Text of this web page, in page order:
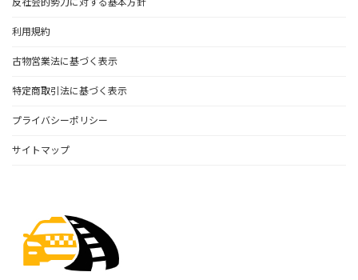
利用規約
古物営業法に基づく表示
特定商取引法に基づく表示
プライバシーポリシー
サイトマップ